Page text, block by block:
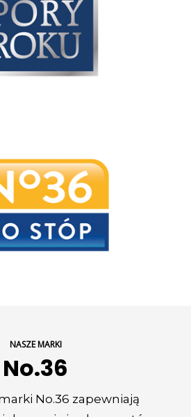
NASZE MARKI
No.36
No.36 zapewniają